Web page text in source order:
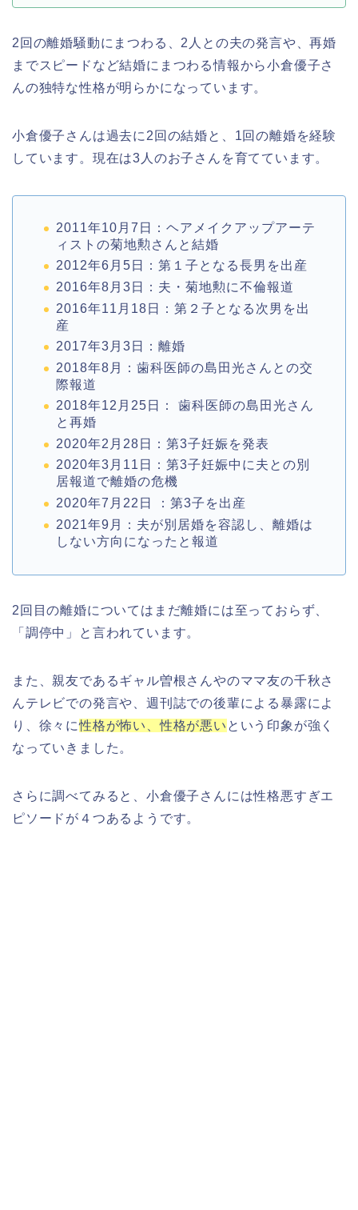
2 回の離婚騒動にまつわる、 2 人との夫の発言や、再婚
までスピードなど結婚にまつわる情報から小倉優子さ
んの独特な性格が明らかになっています。
小倉優子さんは過去に 2 回の結婚と、 1回の離婚を経験
しています。現在は3 人のお子さんを育てています。
2011年10 月 7 日：ヘアメイクアップアーテ
ィストの菊地勲さんと結婚
2012年6 月 5 日：第１子となる長男を出産
2016年8 月 3 日： 夫・菊地勲に不倫報道
2016年11 月 18 日：第２子となる 次男を出
産
2017年3 月 3 日： 離婚
2018年8 月： 歯科医師の島田光さんとの交
際報道
2018年12 月 25 日：
歯科医師の島田光さん
と再婚
2020年2 月 28 日： 第3子妊娠を発表
2020年3月 11 日： 第3子妊娠中に夫との別
居報道で離婚の危機
2020年7 月 22 日 ： 第3子を出産
2021年9月： 夫が別居婚を容認し、離婚は
しない方向になったと報道
2 回目の離婚についてはまだ離婚には至っておらず、
「調停中」と言われています。
また、親友であるギャル曽根さんやのママ友の千秋さ
んテレビでの発言や、週刊誌での後輩による暴露によ
り、徐々に性格が怖い、性格が悪い という印象が強く
なっていきました。
さらに調べてみると、小倉優子さんには性格悪すぎエ
ピソードが４つあるようです。